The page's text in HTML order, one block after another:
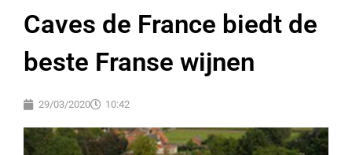
Caves de France biedt de
beste Franse wijnen
29/03/2020 10:42